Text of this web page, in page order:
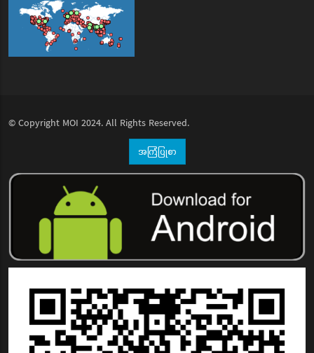
© Copyright MOI 2024. All Rights Reserved.
အကြံပြုစာ